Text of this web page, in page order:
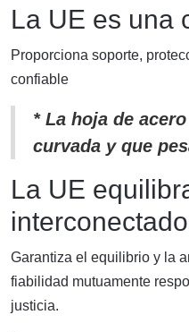
La UE es una
Proporciona soporte,
confiable
* La hoja de
curvada y que
La UE
Garantiza el equilibrio y la
fiabilidad mutuamente
justicia.